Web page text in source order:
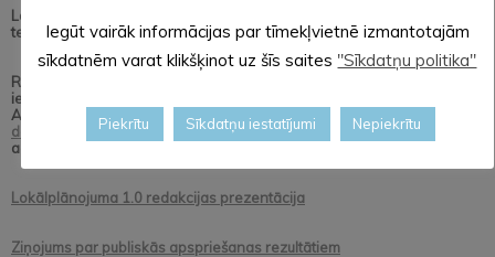
Lokālplānojuma izstrādes vadītāja – Alūksnes novada pašvaldības
teritorijas plānotāja Madara Ziņģe-Bumbure.
Rakstiski priekšlikumi un ieteikumi lokālplānojuma izstrādei
iesniedzami personīgi Alūksnes novada pašvaldībā Dārza ielā 11,
Alūksnē, Alūksnes novadā, LV-4301, vai sūtot uz e-pastu:
dome@aluksne.lv , fiziskajām personām norādot savu vārdu, uzvārdu,
adresi, juridiskām personām – nosaukumu, reģistrācijas datus, adresi.
Lokālplānojuma 1.0 redakcijas prezentācija
Ziņojums par publiskās apspriešanas rezultātiem
Iegūt vairāk informācijas par tīmekļvietnē izmantotajām
sīkdatnēm varat klikšķinot uz šīs saites "Sīkdatņu politika"
Piekrītu Sīkdatņu iestatījumi Nepiekrītu